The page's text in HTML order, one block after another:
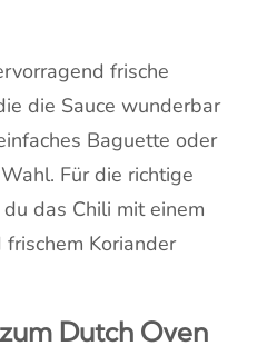
frische
die Sauce wunderbar
Baguette oder
Für die richtige
das Chili mit einem
frischem Koriander
Dutch Oven